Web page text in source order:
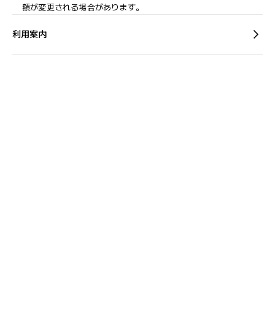
額が変更される場合があります。
利用案内